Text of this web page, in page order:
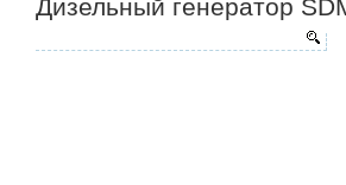
Дизельный генератор